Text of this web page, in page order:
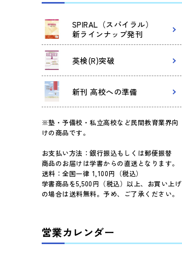
SPIRAL（スパイラル）
新ラインナップ発刊
英検(R)突破
新刊 高校への準備
※塾・予備校・私立高校など民間教育業界向
けの商品です。
お支払い方法：銀行振込もしくは郵便振替
商品のお届けは学書からの直送となります。
送料：全国一律 1,100円（税込）
学書商品を5,500円（税込）以上、お買い上げ
の場合は送料無料。予め、ご了承ください。
営業カレンダー